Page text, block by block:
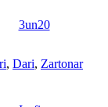
3un20
, Dari, Zartonar